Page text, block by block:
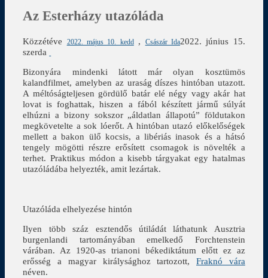
Az Esterházy utazóláda
Közzétéve 2022. május 10. kedd , Császár Ida2022. június 15.
szerda
Bizonyára mindenki látott már olyan kosztümös
kalandfilmet, amelyben az uraság díszes hintóban utazott.
A méltóságteljesen gördülő batár elé négy vagy akár hat
lovat is foghattak, hiszen a fából készített jármű súlyát
elhúzni a bizony sokszor „áldatlan állapotú” földutakon
megkövetelte a sok lóerőt. A hintóban utazó előkelőségek
mellett a bakon ülő kocsis, a libériás inasok és a hátsó
tengely mögötti részre erősített csomagok is növelték a
terhet. Praktikus módon a kisebb tárgyakat egy hatalmas
utazóládába helyezték, amit lezártak.
Utazóláda elhelyezése hintón
Ilyen több száz esztendős útiládát láthatunk Ausztria
burgenlandi tartományában emelkedő Forchtenstein
várában. Az 1920-as trianoni békediktátum előtt ez az
erősség a magyar királysághoz tartozott,Fraknó vára
néven.